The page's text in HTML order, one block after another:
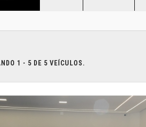
1 - 5 DE 5 VEÍCULOS.